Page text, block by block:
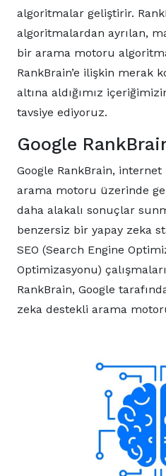
algoritmalar geliştirir.
algoritmalardan ayrılan,
bir arama motoru
RankBrain’e ilişkin merak
altına aldığımız
tavsiye ediyoruz.
Google
Google RankBrain, internet
arama motoru üzerinde
daha alakalı sonuçlar
benzersiz bir yapay zeka
SEO (Search Engine
Optimizasyonu)
RankBrain, Google
zeka destekli arama